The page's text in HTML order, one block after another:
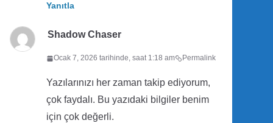
Yanıtla
Shadow Chaser
Ocak 7, 2026 tarihinde, saat 1:18 am Permalink
Yazılarınızı her zaman takip ediyorum,
çok faydalı. Bu yazıdaki bilgiler benim
için çok değerli.